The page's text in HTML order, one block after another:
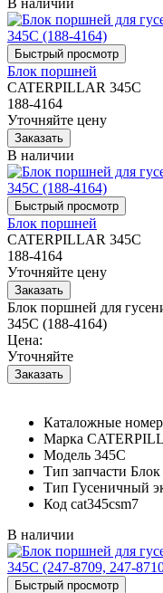
Блок поршней
CATERPILLAR 345C
188-4164
Уточняйте цену
В наличии
Блок поршней
CATERPILLAR 345C
188-4164
Уточняйте цену
Блок поршней для
345C (188-4164)
Цена:
Уточняйте
Каталожные
Марка
Модель 345C
Тип запчасти
Тип Гусеничный
Код cat345csm7
В наличии